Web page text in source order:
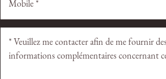
vide.
vide.